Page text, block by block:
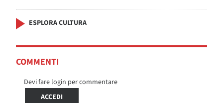
ESPLORA CULTURA
COMMENTI
Devi fare login per commentare
ACCEDI